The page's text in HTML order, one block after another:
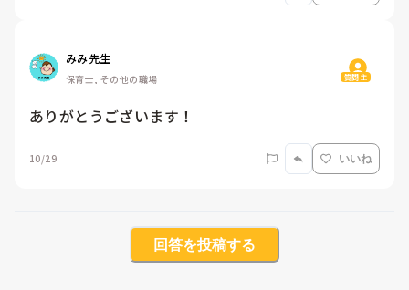
みみ先生
保育士, その他の職場 質問主
ありがとうございます！
10/29 いいね
回答を投稿する